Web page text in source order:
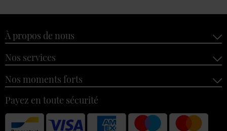
À propos de nous
Nos services
Nos moments forts
Payez en toute sécurité